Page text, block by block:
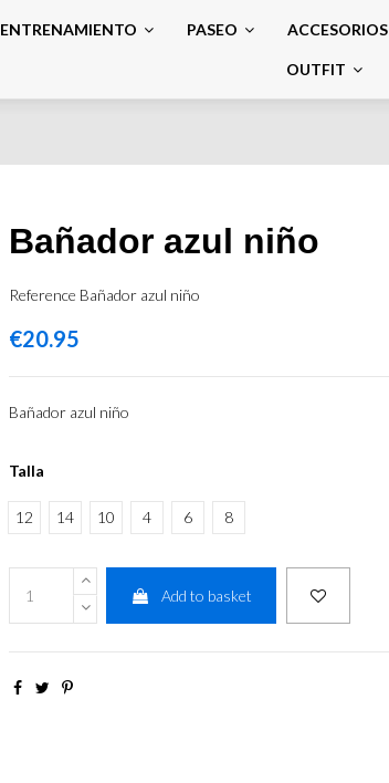
ENTRENAMIENTO PASEO ACCESORIOS
OUTFIT
Bañador azul niño
Reference Bañador azul niño
€20.95
Bañador azul niño
Talla
12 14 10 4 6 8
Add to basket